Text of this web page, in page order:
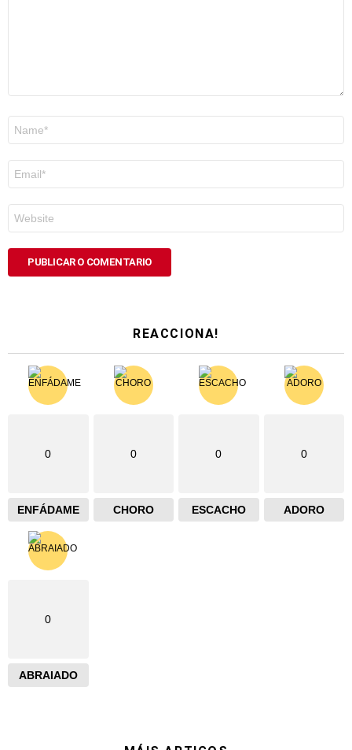
electrónico
*
REACCIONA!
0
ENFÁDAME
0
CHORO
0
ESCACHO
0
ADORO
0
ABRAIADO